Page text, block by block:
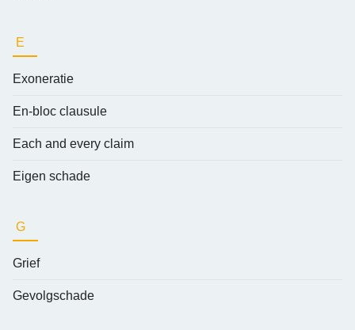
E
Exoneratie
En-bloc clausule
Each and every claim
Eigen schade
G
Grief
Gevolgschade